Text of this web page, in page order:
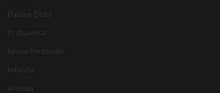
Pasta e Dolci
In dispensa
Igiene Personale
Infanzia
Animali